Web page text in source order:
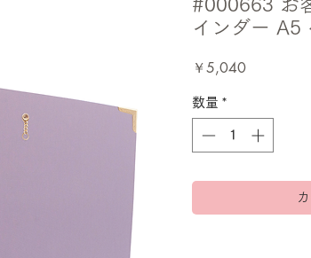
#000663 お
インダー A5
￥5,040価
数量 *